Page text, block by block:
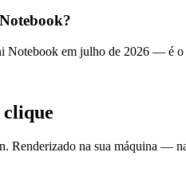
em julho de 2026 — é o
Renderizado na sua máquina —